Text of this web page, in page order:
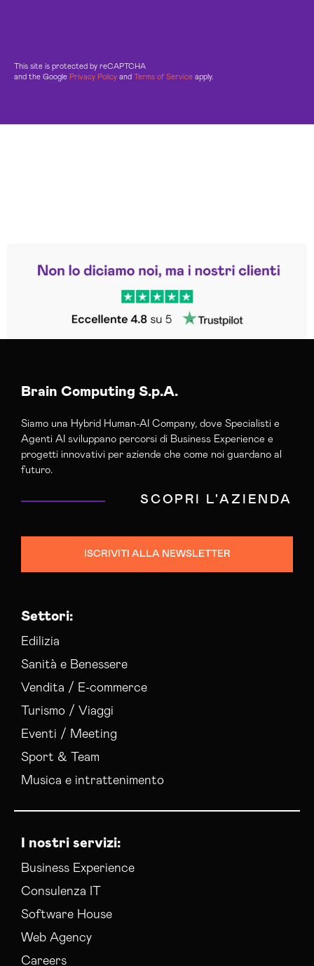
This site is protected by reCAPTCHA
and the Google Privacy Policy and Terms of Service apply.
Trustpilot
Brain Computing S.p.A.
Siamo una Hybrid Human-AI Company, dove Specialisti e
Agenti AI sviluppano percorsi di Business Experience e
progetti innovativi per aziende che come noi guardano al
futuro.
SCOPRI L'AZIENDA
ISCRIVITI ALLA NEWSLETTER
Settori:
Edilizia
Sanità e Benessere
Vendita / E-commerce
Turismo / Viaggi
Eventi / Meeting
Sport & Team
Musica e intrattenimento
I nostri servizi:
Business Experience
Consulenza IT
Software House
Web Agency
Careers